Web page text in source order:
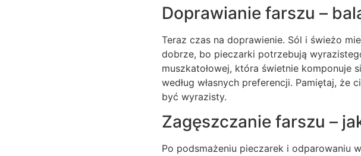
Doprawianie farszu –
Teraz czas na doprawienie. Sól i świeżo
dobrze, bo pieczarki potrzebują
muszkatołowej, która świetnie komponuje
według własnych preferencji. Pamiętaj,
być wyrazisty.
Zagęszczanie farszu –
Po podsmażeniu pieczarek i odparowaniu